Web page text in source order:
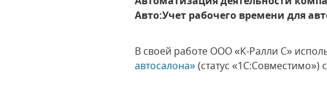
Авто:Учет рабочего времени для
В своей работе ООО «К-Ралли С»
автосалона»(статус